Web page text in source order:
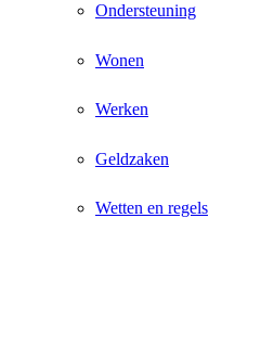
Ondersteuning
Wonen
Werken
Geldzaken
Wetten en regels